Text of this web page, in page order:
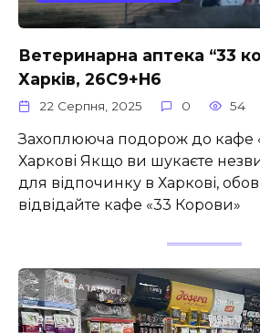
Ветеринарна аптека “33
Харків, 26C9+H6
22 Серпня, 2025 0 54
Захоплююча подорож до кафе
Харкові Якщо ви шукаєте
для відпочинку в Харкові,
відвідайте кафе «33 Корови»